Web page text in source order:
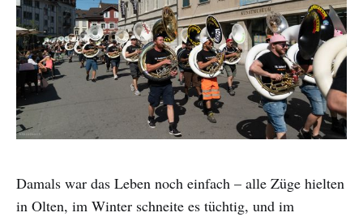
Damals war das Leben noch einfach – alle Züge hielten
in Olten, im Winter schneite es tüchtig, und im